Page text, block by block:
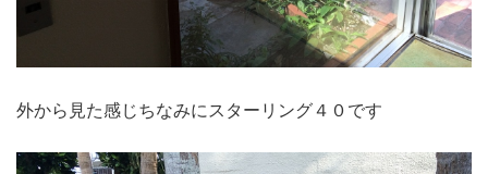
外から見た感じちなみにスターリング４０です